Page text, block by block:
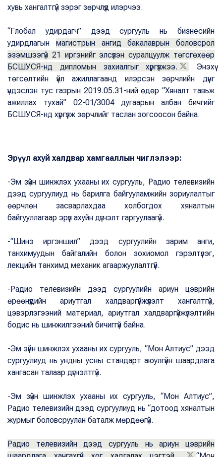
хувь хангалтгүй зэрэг зөрчлүүд илэрчээ.
“Глобал удирдагч” дээд сургууль нь бизнесийн
удирдлагын магистрын ангид бакалаврын боловсрол
эзэмшээгүй 21 иргэнийг элсүүлэн суралцуулж төгсгөхөөр
БСШУСЯ-нд дипломын захиалгыг хүргүүлжээ.
Энэхүү
төгсөлтийн үйл ажиллагаанд илэрсэн зөрчлийн дүнг
үндэслэн тус газрын 2019.05.31-ний өдөр “Хяналт тавьж
ажиллах тухай” 02-01/3004 дугаарын албан бичгийг
БСШУСЯ-нд хүргүүлж зөрчлийг таслан зогсоосон байна.
Эрүүл ахуй халдвар хамгааллын чиглэлээр:
-Эм зүйн шинжлэх ухааны их сургууль, Pадио телевизийн
дээд сургуулиуд нь барилга байгууламжийн зориулалтыг
өөрчлөн засварлахдаа холбогдох хяналтын
байгууллагаар эрүүл ахуйн дүгнэлт гаргуулаагүй.
-“Шинэ иргэншил” дээд сургуулийн зарим анги,
танхимуудын байгалийн болон зохиомол гэрэлтүүлэг,
лекцийн танхимд механик агааржуулалтгүй.
-Pадио телевизийн дээд сургуулийн ариун цэврийн
өрөөнүүдийн ариутгал халдваргүйжүүлэлт хангалтгүй,
цэвэрлэгээний материал, ариутгал халдваргүйжүүлэлтийн
бодис нь шинжилгээний бичиггүй байна.
-Эм зүйн шинжлэх ухааны их сургууль, “Мон Алтиус” дээд
сургуулиуд нь ундны усны стандарт аюулгүйн шаардлага
хангасан талаар дүгнэлтгүй.
-Эм зүйн шинжлэх ухааны их сургууль, “Мон Алтиус”,
Pадио телевизийн дээд сургуулиуд нь “дотоод хяналтын
журмыг боловсруулан баталж мөрдөөгүй.
Pадио телевизийн дээд сургууль нь ариун цэврийн